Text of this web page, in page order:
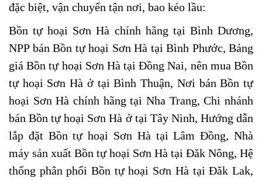
đặc biệt, vận chuyển tận nơi, bao kéo lầu:
Bồn tự hoại Sơn Hà chính hãng tại Bình Dương,
NPP bán Bồn tự hoại Sơn Hà tại Bình Phước, Bảng
giá Bồn tự hoại Sơn Hà tại Đồng Nai, nên mua Bồn
tự hoại Sơn Hà ở tại Bình Thuận, Nơi bán Bồn tự
hoại Sơn Hà chính hãng tại Nha Trang, Chi nhánh
bán Bồn tự hoại Sơn Hà ở tại Tây Ninh, Hướng dẫn
lắp đặt Bồn tự hoại Sơn Hà tại Lâm Đồng, Nhà
máy sản xuất Bồn tự hoại Sơn Hà tại Đăk Nông, Hệ
thống phân phối Bồn tự hoại Sơn Hà tại Đăk Lak,